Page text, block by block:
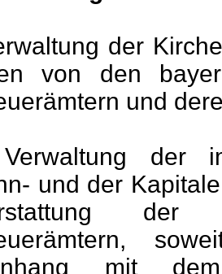
der
von den
und
der
und der
der
mit